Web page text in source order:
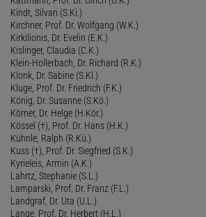
Kindt, Silvan (S.Ki.)
Kirchner, Prof. Dr. Wolfgang (W.K.)
Kirkilionis, Dr. Evelin (E.K.)
Kislinger, Claudia (C.K.)
Klein-Hollerbach, Dr. Richard (R.K.)
Klonk, Dr. Sabine (S.Kl.)
Kluge, Prof. Dr. Friedrich (F.K.)
König, Dr. Susanne (S.Kö.)
Körner, Dr. Helge (H.Kör.)
Kössel (†), Prof. Dr. Hans (H.K.)
Kühnle, Ralph (R.Kü.)
Kuss (†), Prof. Dr. Siegfried (S.K.)
Kyrieleis, Armin (A.K.)
Lahrtz, Stephanie (S.L.)
Lamparski, Prof. Dr. Franz (F.L.)
Landgraf, Dr. Uta (U.L.)
Lange, Prof. Dr. Herbert (H.L.)